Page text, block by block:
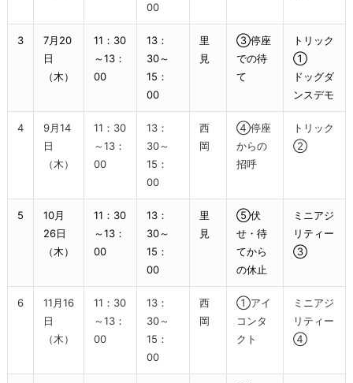
00
3
7月20
日
（木）
11：30
～13：
00
13：
30～
15：
00
里
見
③停座
での待
て
トリック
①
ドッグダ
ンスデモ
4
9月14
日
（木）
11：30
～13：
00
13：
30～
15：
00
西
岡
④停座
からの
招呼
トリック
②
5
10月
26日
（木）
11：30
～13：
00
13：
30～
15：
00
里
見
⑤伏
せ・待
てから
の休止
ミニアジ
リティー
③
6
11月16
日
（木）
11：30
～13：
00
13：
30～
15：
00
西
岡
①アイ
コンタ
クト
ミニアジ
リティー
④